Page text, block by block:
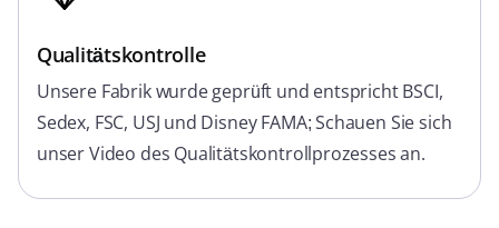
Qualitätskontrolle
Unsere Fabrik wurde geprüft und entspricht BSCI,
Sedex, FSC, USJ und Disney FAMA; Schauen Sie sich
unser Video des Qualitätskontrollprozesses an.